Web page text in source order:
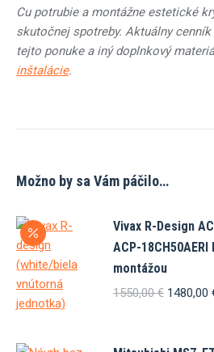
Cu potrubie a montážne estetické
skutočnej spotreby. Aktuálny cenník
tejto ponuke a iný doplnkový
inštalácie.
Možno by sa Vám páčilo…
Vivax R-Design
ACP-
montážou
1550,00€ Pôvodná
1480,00